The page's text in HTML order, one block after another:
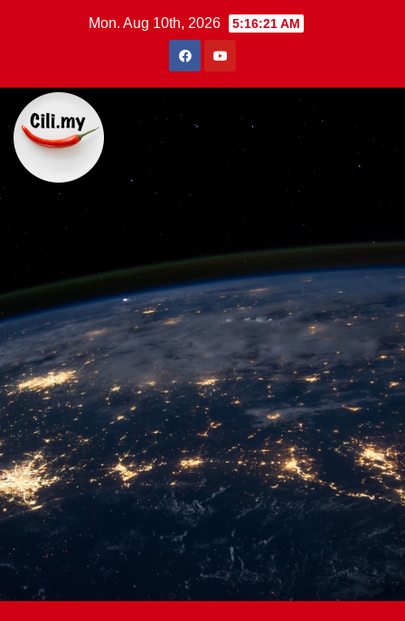
Mon. Aug 10th, 2026 5:16:22 AM